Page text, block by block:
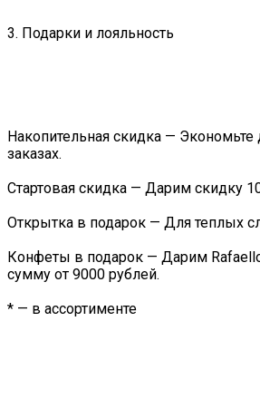
3. Подарки и лояльность
Накопительная скидка —
заказах.
Стартовая скидка — Дарим скидку
Открытка в подарок — Для теплых
Конфеты в подарок — Дарим
сумму от 9000 рублей.
* — в ассортименте